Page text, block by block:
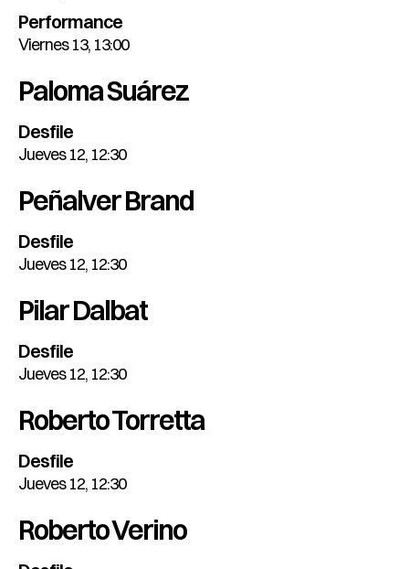
Performance
Viernes 13, 13:00
Paloma Suárez
Desfile
Jueves 12, 12:30
Peñalver Brand
Desfile
Jueves 12, 12:30
Pilar Dalbat
Desfile
Jueves 12, 12:30
Roberto Torretta
Desfile
Jueves 12, 12:30
Roberto Verino